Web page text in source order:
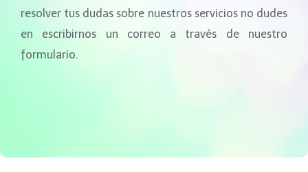
resolver tus dudas sobre nuestros servicios no dudes
en escribirnos un correo a través de nuestro
formulario.